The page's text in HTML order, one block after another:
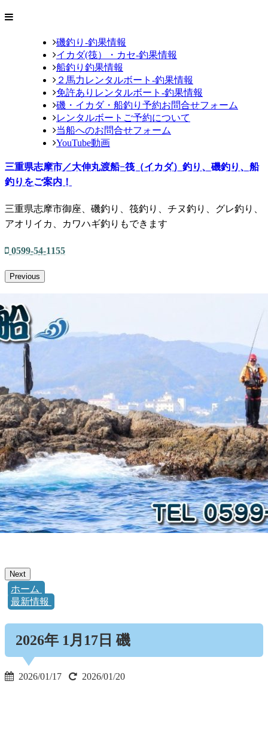
磯釣り-釣果情報
イカダ(筏）・カセ-釣果情報
船釣り釣果情報
２馬力レンタルボート-釣果情報
免許ありレンタルボート-釣果情報
磯・イカダ・船釣り予約お問合せフォーム
レンタルボートご予約について
当船へのお問合せフォーム
YouTube動画
三重県志摩市／大伸丸渡船−筏（イカダ）釣り、磯釣り、船
釣りをご案内！
三重県志摩市御座、磯釣り、筏釣り、チヌ釣り、グレ釣り、
アオリイカ、カワハギ釣りもできます
0599-54-1155
Previous
Next
ホーム
最新情報
2026年 1月17日 磯
2026/01/17 2026/01/20